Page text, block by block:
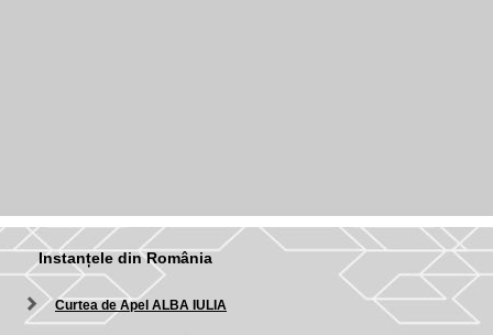
Instanțele din România
Curtea de Apel ALBA IULIA